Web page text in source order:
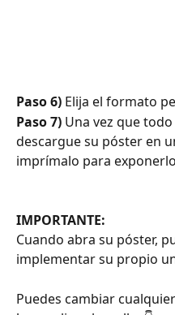
Paso 6) Elija el formato
Paso 7) Una vez que
descargue su póster en
imprímalo para
IMPORTANTE:
Cuando abra su póster,
implementar su propio
Puedes cambiar